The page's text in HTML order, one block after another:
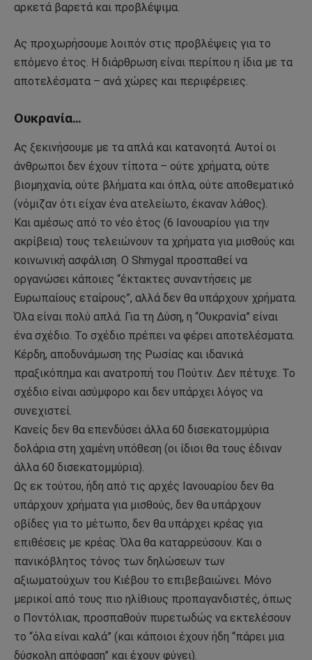
αρκετά βαρετά και προβλέψιμα.
Ας προχωρήσουμε λοιπόν στις προβλέψεις για το
επόμενο έτος. Η διάρθρωση είναι περίπου η ίδια με τα
αποτελέσματα – ανά χώρες και περιφέρειες.
Ουκρανία…
Ας ξεκινήσουμε με τα απλά και κατανοητά. Αυτοί οι
άνθρωποι δεν έχουν τίποτα – ούτε χρήματα, ούτε
βιομηχανία, ούτε βλήματα και όπλα, ούτε αποθεματικό
(νόμιζαν ότι είχαν ένα ατελείωτο, έκαναν λάθος).
Και αμέσως από το νέο έτος (6 Ιανουαρίου για την
ακρίβεια) τους τελειώνουν τα χρήματα για μισθούς και
κοινωνική ασφάλιση. Ο Shmygal προσπαθεί να
οργανώσει κάποιες “έκτακτες συναντήσεις με
Ευρωπαίους εταίρους”, αλλά δεν θα υπάρχουν χρήματα.
Όλα είναι πολύ απλά. Για τη Δύση, η “Ουκρανία” είναι
ένα σχέδιο. Το σχέδιο πρέπει να φέρει αποτελέσματα.
Κέρδη, αποδυνάμωση της Ρωσίας και ιδανικά
πραξικόπημα και ανατροπή του Πούτιν. Δεν πέτυχε. Το
σχέδιο είναι ασύμφορο και δεν υπάρχει λόγος να
συνεχιστεί.
Κανείς δεν θα επενδύσει άλλα 60 δισεκατομμύρια
δολάρια στη χαμένη υπόθεση (οι ίδιοι θα τους έδιναν
άλλα 60 δισεκατομμύρια).
Ως εκ τούτου, ήδη από τις αρχές Ιανουαρίου δεν θα
υπάρχουν χρήματα για μισθούς, δεν θα υπάρχουν
οβίδες για το μέτωπο, δεν θα υπάρχει κρέας για
επιθέσεις με κρέας. Όλα θα καταρρεύσουν. Και ο
πανικόβλητος τόνος των δηλώσεων των
αξιωματούχων του Κιέβου το επιβεβαιώνει. Μόνο
μερικοί από τους πιο ηλίθιους προπαγανδιστές, όπως
ο Ποντόλιακ, προσπαθούν πυρετωδώς να εκτελέσουν
το “όλα είναι καλά” (και κάποιοι έχουν ήδη “πάρει μια
δύσκολη απόφαση” και έχουν φύγει).